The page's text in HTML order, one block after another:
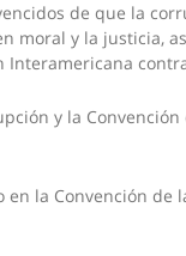
de que la
moral y la justicia,
Interamericana
y la
la Convención de